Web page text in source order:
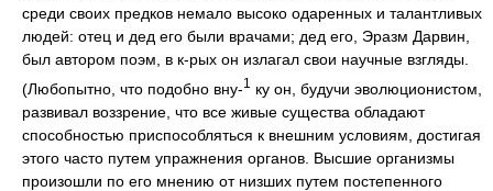
среди своих предков немало высоко одаренных и талантливых
людей: отец и дед его были врачами; дед его, Эразм Дарвин,
был автором поэм, в к-рых он излагал свои научные взгляды.
(Любопытно, что подобно вну-1
ку он, будучи эволюционистом,
развивал воззрение, что все живые существа обладают
способностью приспособляться к внешним условиям, достигая
этого часто путем упражнения органов. Высшие организмы
произошли по его мнению от низших путем постепенного